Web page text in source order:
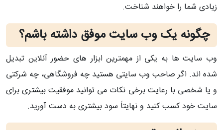
زیادی شما را خواهند شناخت.
چگونه یک وب سایت موفق داشته باشم؟
وب سایت ها به یکی از مهمترین ابزار های حضور آنلاین تبدیل
شده اند. اگر صاحب وب سایتی هستید چه فروشگاهی، چه شرکتی
و یا شخصی با رعایت برخی نکات می توانید موفقیت بیشتری برای
سایت خود کسب کنید و نهایتاً سود بیشتری به دست آورید.